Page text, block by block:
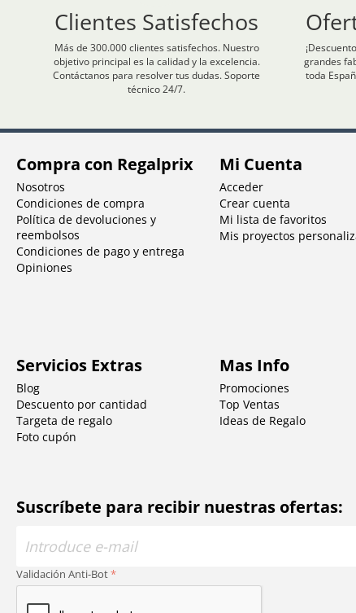
Clientes Satisfechos
Más de 300.000 clientes satisfechos. Nuestro
objetivo principal es la calidad y la excelencia.
Contáctanos para resolver tus dudas. Soporte
técnico 24/7.
grandes
toda
Compra con Regalprix
Nosotros
Condiciones de compra
Política de devoluciones y
reembolsos
Condiciones de pago y entrega
Opiniones
Mi Cuenta
Acceder
Crear cuenta
Mi lista de favoritos
Mis proyectos
Servicios Extras
Blog
Descuento por cantidad
Targeta de regalo
Foto cupón
Mas Info
Promociones
Top Ventas
Ideas de Regalo
Suscríbete para recibir nuestras ofertas:
Validación Anti-Bot